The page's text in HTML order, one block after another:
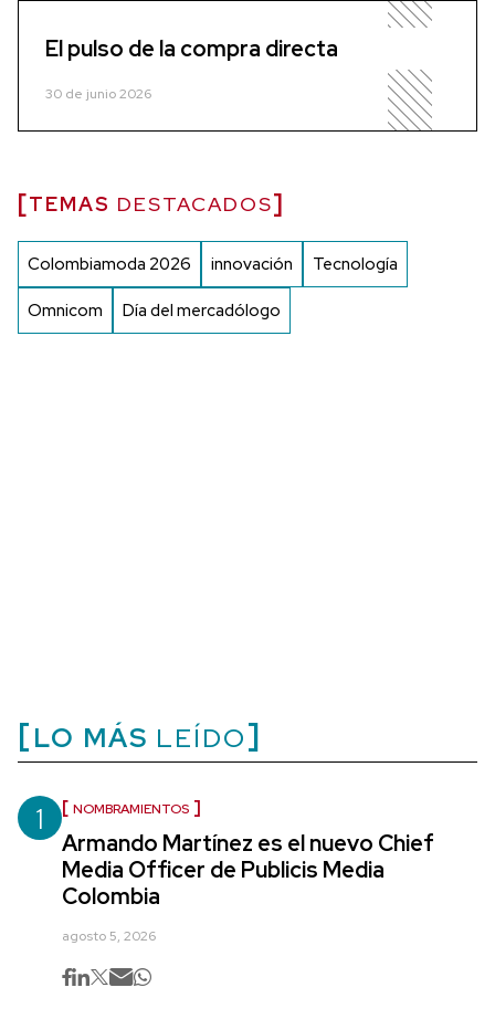
El pulso de la compra directa
30 de junio 2026
TEMAS DESTACADOS
Colombiamoda 2026 innovación Tecnología
Omnicom Día del mercadólogo
LO MÁS LEÍDO
1 NOMBRAMIENTOS
Armando Martínez es el nuevo Chief
Media Officer de Publicis Media
Colombia
agosto 5, 2026